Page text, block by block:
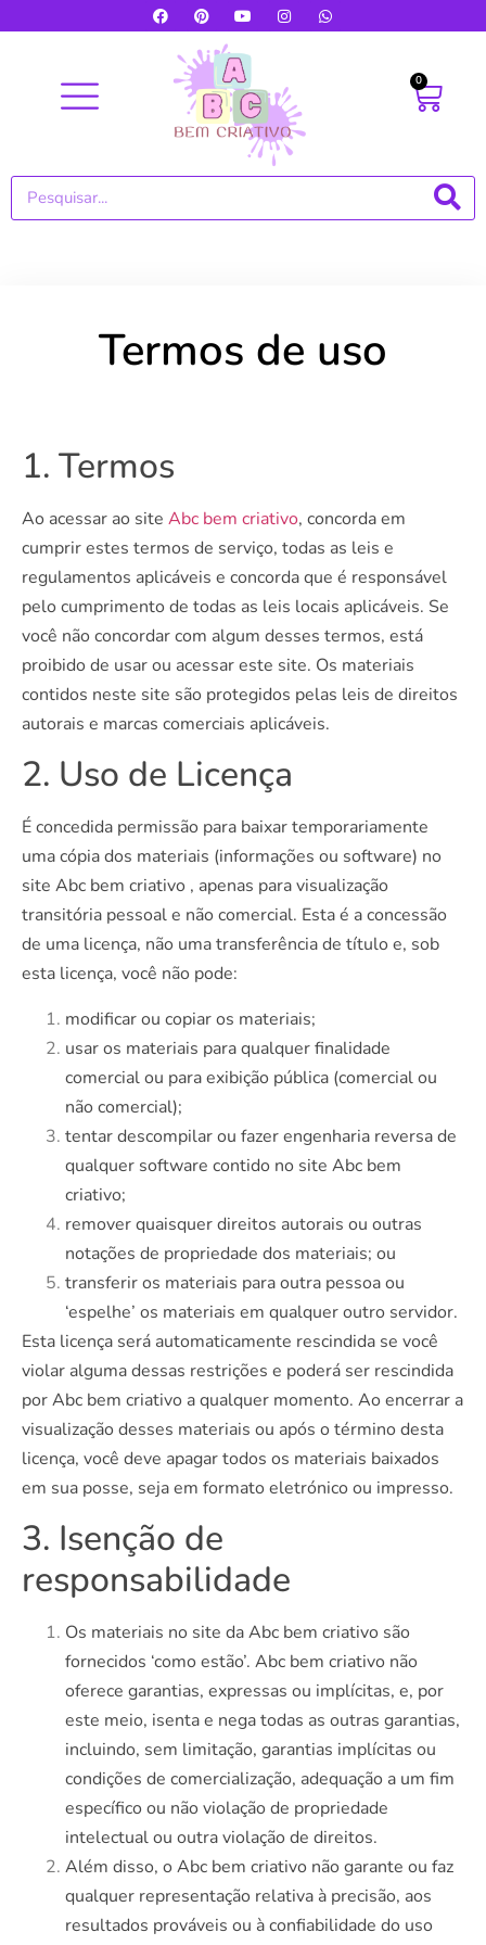
0
Termos de uso
1. Termos
Ao acessar ao site Abc bem criativo, concorda em
cumprir estes termos de serviço, todas as leis e
regulamentos aplicáveis ​​e concorda que é responsável
pelo cumprimento de todas as leis locais aplicáveis. Se
você não concordar com algum desses termos, está
proibido de usar ou acessar este site. Os materiais
contidos neste site são protegidos pelas leis de direitos
autorais e marcas comerciais aplicáveis.
2. Uso de Licença
É concedida permissão para baixar temporariamente
uma cópia dos materiais (informações ou software) no
site Abc bem criativo , apenas para visualização
transitória pessoal e não comercial. Esta é a concessão
de uma licença, não uma transferência de título e, sob
esta licença, você não pode:
modificar ou copiar os materiais;
usar os materiais para qualquer finalidade
comercial ou para exibição pública (comercial ou
não comercial);
tentar descompilar ou fazer engenharia reversa de
qualquer software contido no site Abc bem
criativo;
remover quaisquer direitos autorais ou outras
notações de propriedade dos materiais; ou
transferir os materiais para outra pessoa ou
‘espelhe’ os materiais em qualquer outro servidor.
Esta licença será automaticamente rescindida se você
violar alguma dessas restrições e poderá ser rescindida
por Abc bem criativo a qualquer momento. Ao encerrar a
visualização desses materiais ou após o término desta
licença, você deve apagar todos os materiais baixados
em sua posse, seja em formato eletrónico ou impresso.
3. Isenção de
responsabilidade
Os materiais no site da Abc bem criativo são
fornecidos ‘como estão’. Abc bem criativo não
oferece garantias, expressas ou implícitas, e, por
este meio, isenta e nega todas as outras garantias,
incluindo, sem limitação, garantias implícitas ou
condições de comercialização, adequação a um fim
específico ou não violação de propriedade
intelectual ou outra violação de direitos.
Além disso, o Abc bem criativo não garante ou faz
qualquer representação relativa à precisão, aos
resultados prováveis ​​ou à confiabilidade do uso